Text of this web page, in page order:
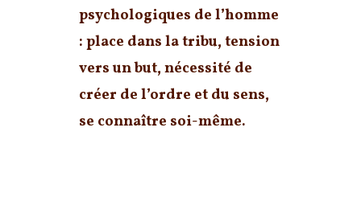
psychologiques de l’homme
: place dans la tribu, tension
vers un but, nécessité de
créer de l’ordre et du sens,
se connaître soi-même.